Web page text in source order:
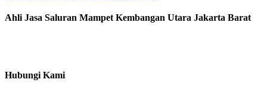
Ahli Jasa Saluran Mampet Kembangan Utara Jakarta Barat
Hubungi Kami